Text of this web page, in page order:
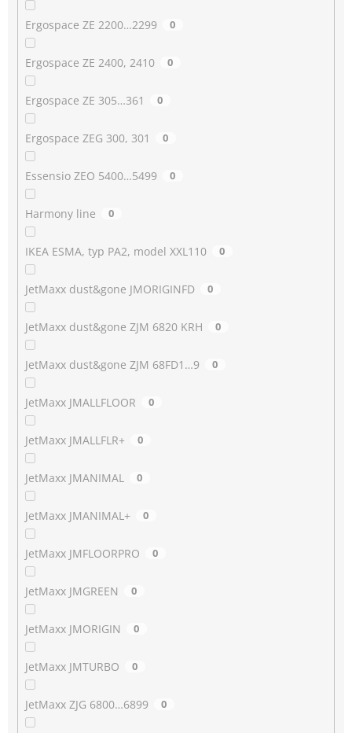
Ergospace ZE 2200…2299 0
Ergospace ZE 2400, 2410 0
Ergospace ZE 305…361 0
Ergospace ZEG 300, 301 0
Essensio ZEO 5400…5499 0
Harmony line 0
IKEA ESMA, typ PA2, model XXL110 0
JetMaxx dust&gone JMORIGINFD 0
JetMaxx dust&gone ZJM 6820 KRH 0
JetMaxx dust&gone ZJM 68FD1…9 0
JetMaxx JMALLFLOOR 0
JetMaxx JMALLFLR+ 0
JetMaxx JMANIMAL 0
JetMaxx JMANIMAL+ 0
JetMaxx JMFLOORPRO 0
JetMaxx JMGREEN 0
JetMaxx JMORIGIN 0
JetMaxx JMTURBO 0
JetMaxx ZJG 6800…6899 0